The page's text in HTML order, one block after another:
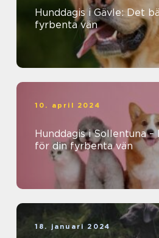
Hunddagis i Gävle: Det
fyrbenta vän
10. april 2024
Hunddagis i Sollentuna
för din fyrbenta vän
18. januari 2024